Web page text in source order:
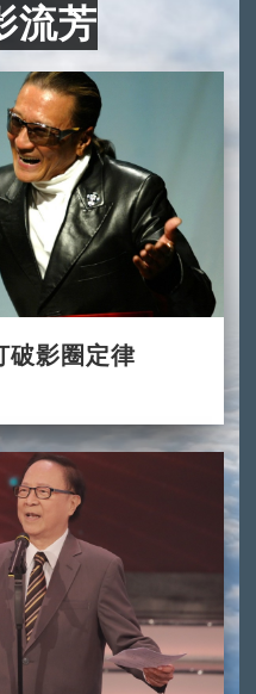
流芳
破影圈定律